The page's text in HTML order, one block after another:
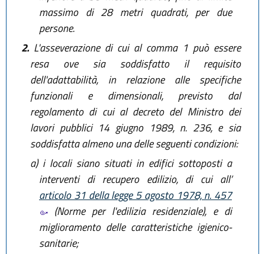
massimo di 28 metri quadrati, per due
persone.
2.L'asseverazione di cui al comma 1 può essere
resa ove sia soddisfatto il requisito
dell'adattabilità, in relazione alle specifiche
funzionali e dimensionali, previsto dal
regolamento di cui al decreto del Ministro dei
lavori pubblici 14 giugno 1989, n. 236, e sia
soddisfatta almeno una delle seguenti condizioni:
a)i locali siano situati in edifici sottoposti a
interventi di recupero edilizio, di cui all’
articolo 31 della legge 5 agosto 1978, n. 457
(Norme per l'edilizia residenziale), e di
miglioramento delle caratteristiche igienico-
sanitarie;